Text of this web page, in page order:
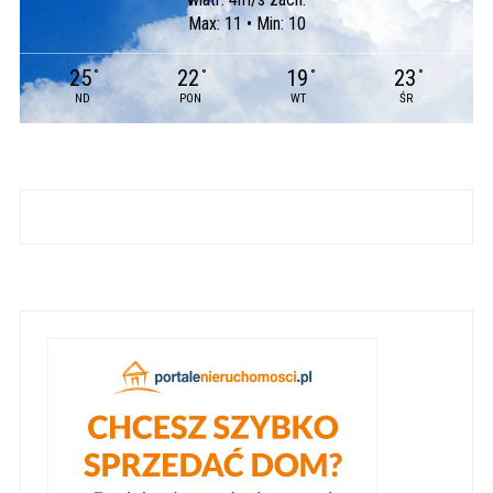
Max: 11 • Min: 10
25 °
ND
22 °
PON
19 °
WT
23 °
ŚR